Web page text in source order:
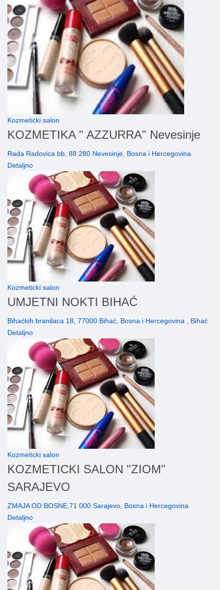
Kozmeticki salon
KOZMETIKA " AZZURRA" Nevesinje
Rada Radovica bb, 88 280 Nevesinje, Bosna i Hercegovina
Detaljno
Kozmeticki salon
UMJETNI NOKTI BIHAĆ
Bihaćkih branilaca 18, 77000 Bihać, Bosna i Hercegovina , Bihać
Detaljno
Kozmeticki salon
KOZMETICKI SALON "ZIOM"
SARAJEVO
ZMAJA OD BOSNE,71 000 Sarajevo, Bosna i Hercegovina
Detaljno